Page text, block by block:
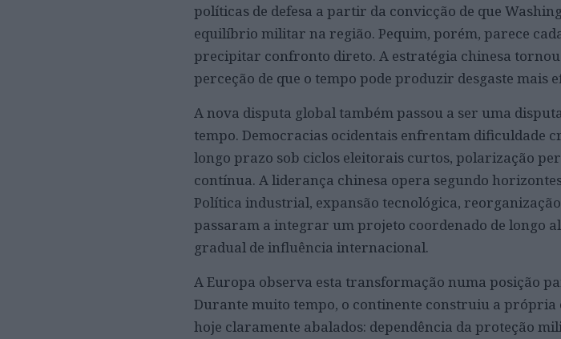
políticas de defesa a partir da convicção de que
equilíbrio militar na região. Pequim, porém, parece
precipitar confronto direto. A estratégia chinesa
perceção de que o tempo pode produzir desgaste mais
A nova disputa global também passou a ser uma
tempo. Democracias ocidentais enfrentam dificuldade
longo prazo sob ciclos eleitorais curtos, polarização
contínua. A liderança chinesa opera segundo
Política industrial, expansão tecnológica,
passaram a integrar um projeto coordenado de longo
gradual de influência internacional.
A Europa observa esta transformação numa posição
Durante muito tempo, o continente construiu a própria
hoje claramente abalados: dependência da proteção